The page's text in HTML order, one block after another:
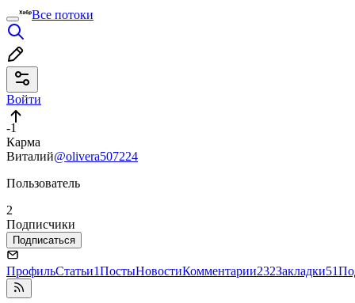
Все потоки
Войти
-1
Карма
Виталий@olivera507224
Пользователь
2
Подписчики
Подписаться
ПрофильСтатьи1ПостыНовостиКомментарии232Закладки51